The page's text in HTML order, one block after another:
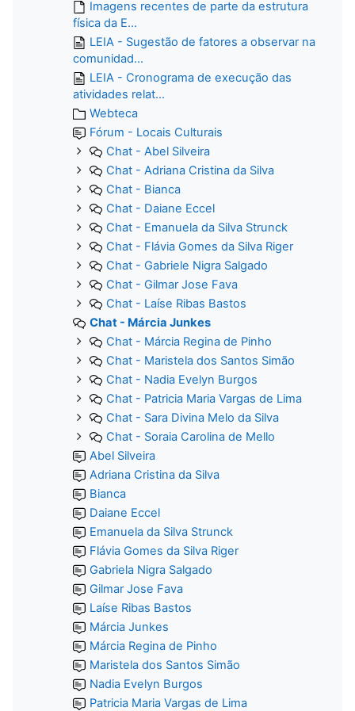
Imagens recentes de parte da estrutura
física da E...
LEIA - Sugestão de fatores a observar na
comunidad...
LEIA - Cronograma de execução das
atividades relat...
Webteca
Fórum - Locais Culturais
Chat - Abel Silveira
Chat - Adriana Cristina da Silva
Chat - Bianca
Chat - Daiane Eccel
Chat - Emanuela da Silva Strunck
Chat - Flávia Gomes da Silva Riger
Chat - Gabriele Nigra Salgado
Chat - Gilmar Jose Fava
Chat - Laíse Ribas Bastos
Chat - Márcia Junkes
Chat - Márcia Regina de Pinho
Chat - Maristela dos Santos Simão
Chat - Nadia Evelyn Burgos
Chat - Patricia Maria Vargas de Lima
Chat - Sara Divina Melo da Silva
Chat - Soraia Carolina de Mello
Abel Silveira
Adriana Cristina da Silva
Bianca
Daiane Eccel
Emanuela da Silva Strunck
Flávia Gomes da Silva Riger
Gabriela Nigra Salgado
Gilmar Jose Fava
Laíse Ribas Bastos
Márcia Junkes
Márcia Regina de Pinho
Maristela dos Santos Simão
Nadia Evelyn Burgos
Patricia Maria Vargas de Lima